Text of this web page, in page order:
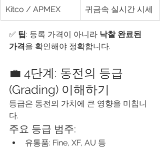
Kitco / APMEX 귀금속 실시간 시세
✅ 팁: 등록 가격이 아니라 낙찰 완료된
가격을 확인해야 정확합니다.
💼 4단계: 동전의 등급
(Grading) 이해하기
등급은 동전의 가치에 큰 영향을 미칩니
다.
주요 등급 범주:
유통품: Fine, XF, AU 등